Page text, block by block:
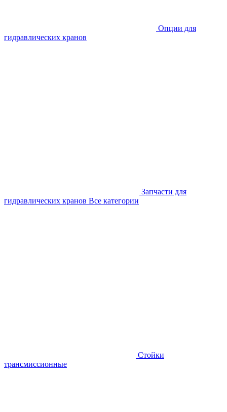
Опции для
гидравлических кранов
Запчасти для
гидравлических кранов Все категории
Стойки
трансмиссионные